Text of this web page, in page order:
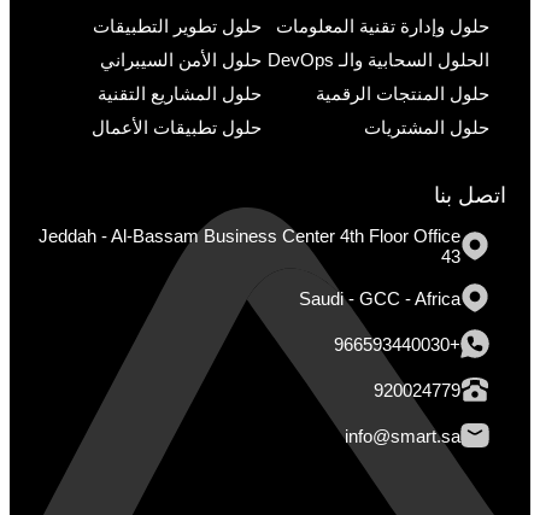
حلول وإدارة تقنية المعلومات
حلول تطوير التطبيقات
الحلول السحابية والـ DevOps
حلول الأمن السيبراني
حلول المنتجات الرقمية
حلول المشاريع التقنية
حلول المشتريات
حلول تطبيقات الأعمال
اتصل بنا
Jeddah - Al-Bassam Business Center 4th Floor Office
43
Saudi - GCC - Africa
+966593440030
920024779
info@smart.sa